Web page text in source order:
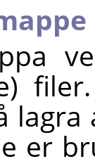
lagra
er